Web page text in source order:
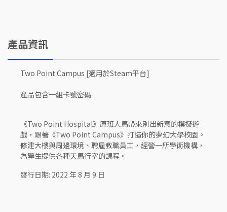
產品資訊
Two Point Campus [適用於Steam平台]
產品包含一組卡號密碼
《Two Point Hospital》原班人馬帶來別出新意的模擬遊
戲，跟著《Two Point Campus》打造你的夢幻大學校園。
修建大樓與周邊環境、聘雇教職員工，經營一所學術機構，
為學生提供各種天馬行空的課程。
發行日期: 2022 年 8 月 9 日